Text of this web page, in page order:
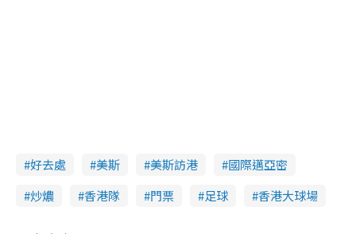
好去處 美斯 美斯訪港
國際邁亞密
炒燶
香港隊 門票 足球 香港大球場